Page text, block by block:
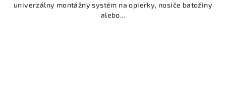
univerzálny montážny systém na opierky, nosiče batožiny
alebo...